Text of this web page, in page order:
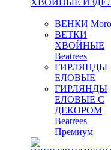
ХВОЙНЫЕ
ВЕНКИ
ВЕТКИ
ХВОЙНЫЕ
Beatrees
ГИРЛЯНДЫ
ЕЛОВЫЕ
ГИРЛЯНДЫ
ЕЛОВЫЕ С
ДЕКОРОМ
Beatrees
Премиум